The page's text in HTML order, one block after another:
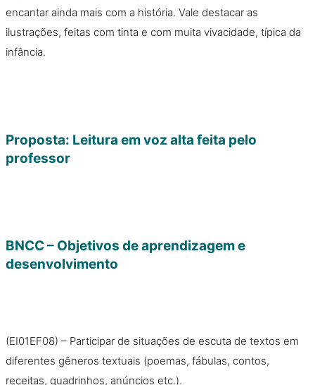
encantar ainda mais com a história. Vale destacar as
ilustrações, feitas com tinta e com muita vivacidade, típica da
infância.
Proposta: Leitura em voz alta feita pelo
professor
BNCC – Objetivos de aprendizagem e
desenvolvimento
(EI01EF08) – Participar de situações de escuta de textos em
diferentes gêneros textuais (poemas, fábulas, contos,
receitas, quadrinhos, anúncios etc.).